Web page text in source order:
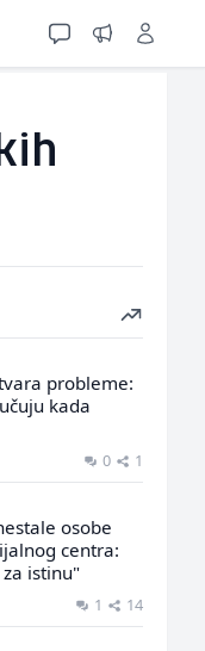
probleme:
kada
0 1
osobe
centra:
istinu"
1 14